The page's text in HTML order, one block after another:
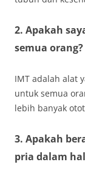
2. Apakah
semua orang?
IMT adalah alat
untuk semua
lebih banyak
3. Apakah
pria dalam